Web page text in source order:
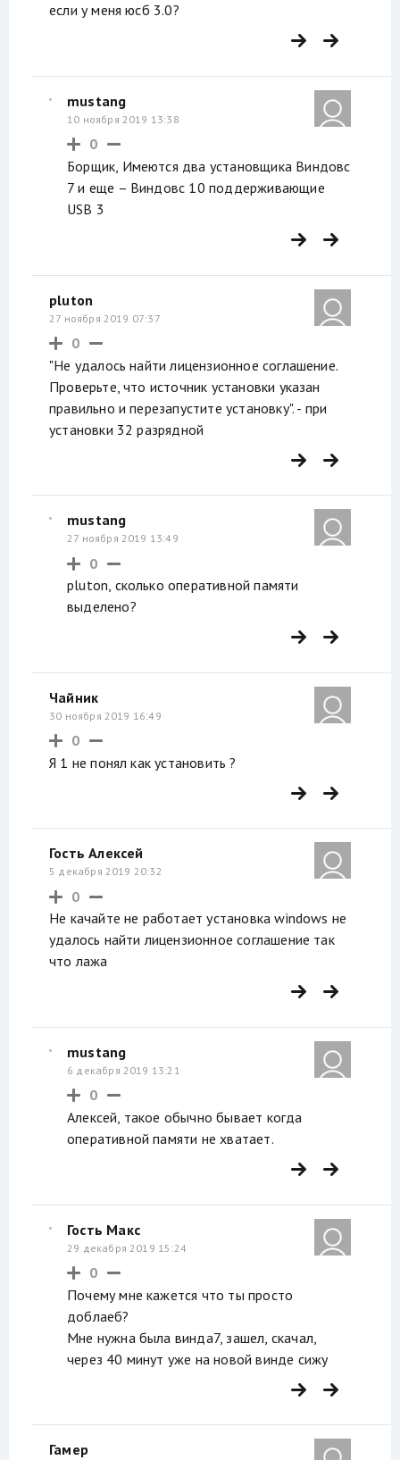
если у меня юсб 3.0?
mustang
10 ноября 2019 13:38
0
Борщик, Имеются два установщика Виндовс
7 и еще – Виндовс 10 поддерживающие
USB 3
pluton
27 ноября 2019 07:37
0
"Не удалось найти лицензионное соглашение.
Проверьте, что источник установки указан
правильно и перезапустите установку". - при
установки 32 разрядной
mustang
27 ноября 2019 13:49
0
pluton, сколько оперативной памяти
выделено?
Чайник
30 ноября 2019 16:49
0
Я 1 не понял как установить ?
Гость Алексей
5 декабря 2019 20:32
0
Не качайте не работает установка windows не
удалось найти лицензионное соглашение так
что лажа
mustang
6 декабря 2019 13:21
0
Алексей, такое обычно бывает когда
оперативной памяти не хватает.
Гость Макс
29 декабря 2019 15:24
0
Почему мне кажется что ты просто
доблаеб?
Мне нужна была винда7, зашел, скачал,
через 40 минут уже на новой винде сижу
Гамер